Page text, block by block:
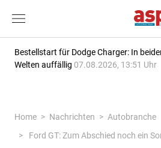
Bestellstart für Dodge Charger: In
Welten auffällig 07.08.2026, 13:51 Uhr
Home Nachrichten
Autobranche
Ford GT: Zum Abschied noch ein